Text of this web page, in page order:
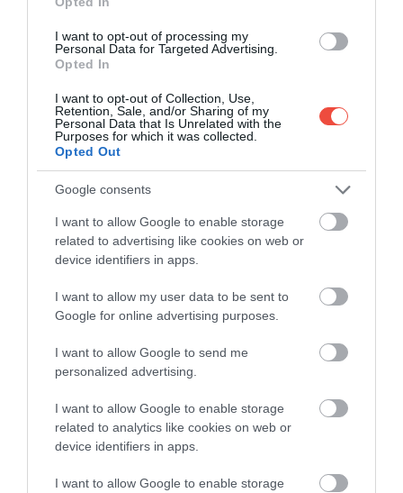
I want to opt-out of processing my
Personal Data for Targeted Advertising.
Opted In
I want to opt-out of Collection, Use,
Retention, Sale, and/or Sharing of my
Personal Data that Is Unrelated with the
Purposes for which it was collected.
Opted Out
Google consents
I want to allow Google to enable storage
related to advertising like cookies on web or
device identifiers in apps.
I want to allow my user data to be sent to
Google for online advertising purposes.
I want to allow Google to send me
personalized advertising.
I want to allow Google to enable storage
related to analytics like cookies on web or
device identifiers in apps.
I want to allow Google to enable storage
Az elérhető ingatlanok köre széles. A történelmi
központban egy- és kéthálószobás lakások közül
lehet választani, a határban pedig tágas,
tulajdonosokat. A vételárak nagyjából 50 ezer
eurótól indulnak, a nagyobb házak ára gyakran eléri
vagy meghaladja a 100 ezer eurót. A legtöbb épület
jó állapotú, de akad, amely körülbelül 10 ezer eurós
felújítást igényel – a támogatásokkal együtt így akár
számolhat, aki ügyesen választ. A bérlőknek is vonzó
a konstrukció: egy 60–80 négyzetméteres lakás
átlagosan havi 400 euróért bérelhető, amely a
támogatással nagyjából 200 euróra csökkenhet. A
feltételek világosak: vásárlás esetén legalább tíz év
négy év.
A népességfogyás gyökerei az 1950-es
évekig nyúlnak vissza, amikor a fiatalok
nagyvárosokba. Ma évente körülbelül 15